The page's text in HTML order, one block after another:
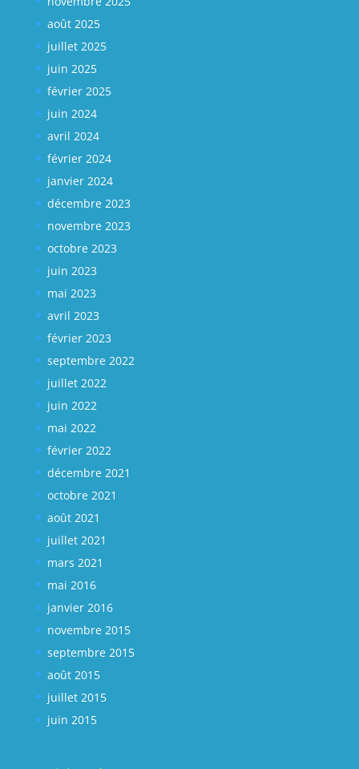
août 2025
juillet 2025
juin 2025
février 2025
juin 2024
avril 2024
février 2024
janvier 2024
décembre 2023
novembre 2023
octobre 2023
juin 2023
mai 2023
avril 2023
février 2023
septembre 2022
juillet 2022
juin 2022
mai 2022
février 2022
décembre 2021
octobre 2021
août 2021
juillet 2021
mars 2021
mai 2016
janvier 2016
novembre 2015
septembre 2015
août 2015
juillet 2015
juin 2015